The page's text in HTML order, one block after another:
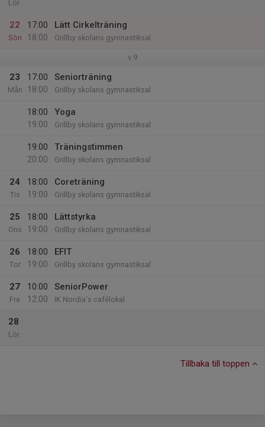
Lör
22
Sön
17:00
18:00
Lätt Cirkelträning
Grillby skolans gymnastiksal
v.9
23
Mån
17:00
18:00
Seniorträning
Grillby skolans gymnastiksal
18:00
19:00
Yoga
Grillby skolans gymnastiksal
19:00
20:00
Träningstimmen
Grillby skolans gymnastiksal
24
Tis
18:00
19:00
Coreträning
Grillby skolans gymnastiksal
25
Ons
18:00
19:00
Lättstyrka
Grillby skolans gymnastiksal
26
Tor
18:00
19:00
EFIT
Grillby skolans gymnastiksal
27
Fre
10:00
12:00
SeniorPower
IK Nordia's cafélokal
28
Lör
Tillbaka till toppen